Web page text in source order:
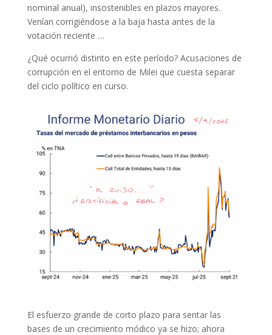
nominal anual), insostenibles en plazos mayores.
Venían corrigiéndose a la baja hasta antes de la
votación reciente …
¿Qué ocurrió distinto en este período? Acusaciones de
corrupción en el entorno de Milei que cuesta separar
del ciclo político en curso.
El esfuerzo grande de corto plazo para sentar las
bases de un crecimiento módico ya se hizo; ahora